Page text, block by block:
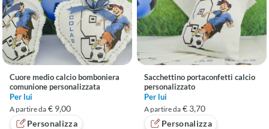
Cuore medio calcio bomboniera
comunione personalizzata
Per lui
A partire da € 9,00
Personalizza
Sacchettino portaconfetti calcio
personalizzato
Per lui
A partire da € 3,70
Personalizza